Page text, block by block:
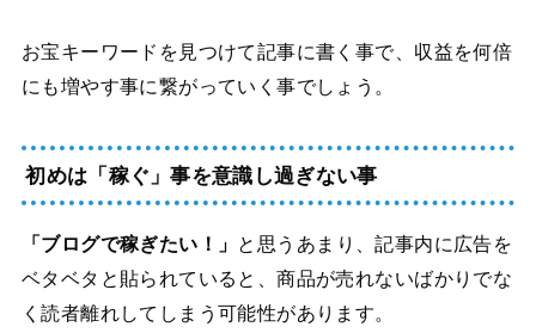
お宝キーワードを見つけて記事に書く事で、収益を何倍
にも増やす事に繋がっていく事でしょう。
初めは「稼ぐ」事を意識し過ぎない事
「ブログで稼ぎたい！」
と思うあまり、記事内に広告を
ベタベタと貼られていると、商品が売れないばかりでな
く読者離れしてしまう可能性があります。